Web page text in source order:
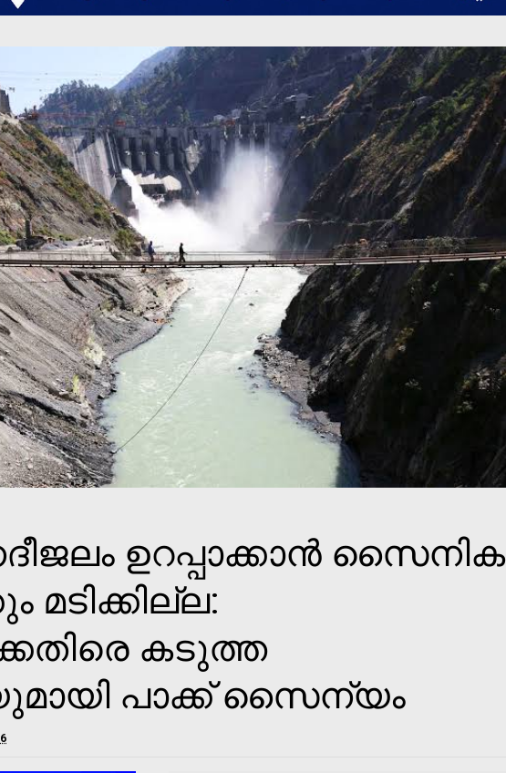
ഉറപ്പാക്കാൻ സൈനിക
മടിക്കില്ല:
കടുത്ത
പാക്ക് സൈന്യം